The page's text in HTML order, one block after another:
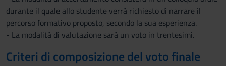
durante il quale allo studente verrà richiesto di narrare il
percorso formativo proposto, secondo la sua esperienza.
- La modalità di valutazione sarà un voto in trentesimi.
Criteri di composizione del voto finale